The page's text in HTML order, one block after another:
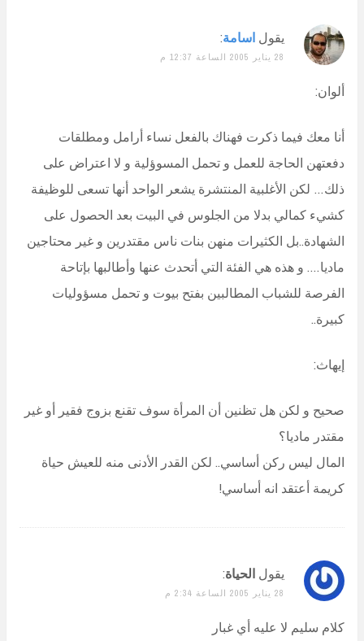
يقول اسامة:
28 يناير 2005 الساعة 12:37 م
ألوان:
أنا معك فيما ذكرت فهناك بالفعل نساء أرامل ومطلقات
دفعتهن الحاجة للعمل و تحمل المسوؤلية و لا اعتراض على
ذلك… لكن الأغلبية المنتشرة يشعر الواحد أنها تسعى للوظيفة
كشيء كمالي بدلا من الجلوس في البيت بعد الحصول على
الشهادة..بل الكثيرات منهن بنات ناس مقتدرين و غير محتاجين
ماديا…. و هذه هي الفئة التي أتحدث عنها وأطالبها بإتاحة
الفرصة للشباب المطالبين بفتح بيوت و تحمل مسؤوليات
كبيرة..
إيهاث:
صحيح و لكن هل تظنين أن المرأة سوف تقنع بزوج فقير أو غير
مقتدر ماديا؟
المال ليس ركن أساسي.. لكن القدر الأدنى منه للعيش حياة
كريمة أعتقد انه أساسي!
يقول الحياة:
28 يناير 2005 الساعة 2:34 م
كلام سليم لا عليه أي غبار